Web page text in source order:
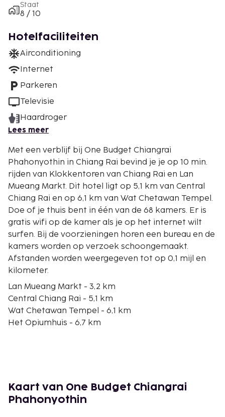
Staat
8 / 10
Hotelfaciliteiten
Airconditioning
Internet
Parkeren
Televisie
Haardroger
Lees meer
Met een verblijf bij One Budget Chiangrai
Phahonyothin in Chiang Rai bevind je je op 10 min.
rijden van Klokkentoren van Chiang Rai en Lan
Mueang Markt. Dit hotel ligt op 5,1 km van Central
Chiang Rai en op 6,1 km van Wat Chetawan Tempel.
Doe of je thuis bent in één van de 68 kamers. Er is
gratis wifi op de kamer als je op het internet wilt
surfen. Bij de voorzieningen horen een bureau en de
kamers worden op verzoek schoongemaakt.
Afstanden worden weergegeven tot op 0,1 mijl en
kilometer.
Lan Mueang Markt - 3,2 km
Central Chiang Rai - 5,1 km
Wat Chetawan Tempel - 6,1 km
Het Opiumhuis - 6,7 km
Avondmarkt van Chiang Rai - 7,8 km
Sankhongnoi-weg - 7,9 km
Hilltribe Museum & Educatie Centrum - 8,1 km
Kaart van One Budget Chiangrai
Phahonyothin